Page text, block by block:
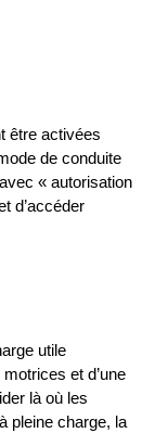
utile
et d’une
là où les
pleine charge, la
être activées
de conduite
« autorisation
d’accéder